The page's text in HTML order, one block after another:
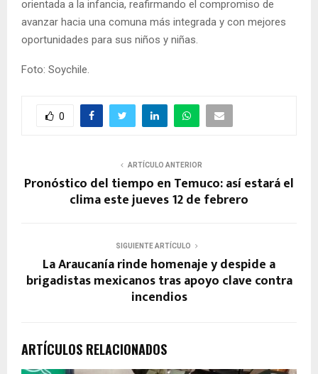
orientada a la infancia, reafirmando el compromiso de
avanzar hacia una comuna más integrada y con mejores
oportunidades para sus niños y niñas.
Foto: Soychile.
0
ARTÍCULO ANTERIOR
Pronóstico del tiempo en Temuco: así estará el
clima este jueves 12 de febrero
SIGUIENTE ARTÍCULO
La Araucanía rinde homenaje y despide a
brigadistas mexicanos tras apoyo clave contra
incendios
ARTÍCULOS RELACIONADOS